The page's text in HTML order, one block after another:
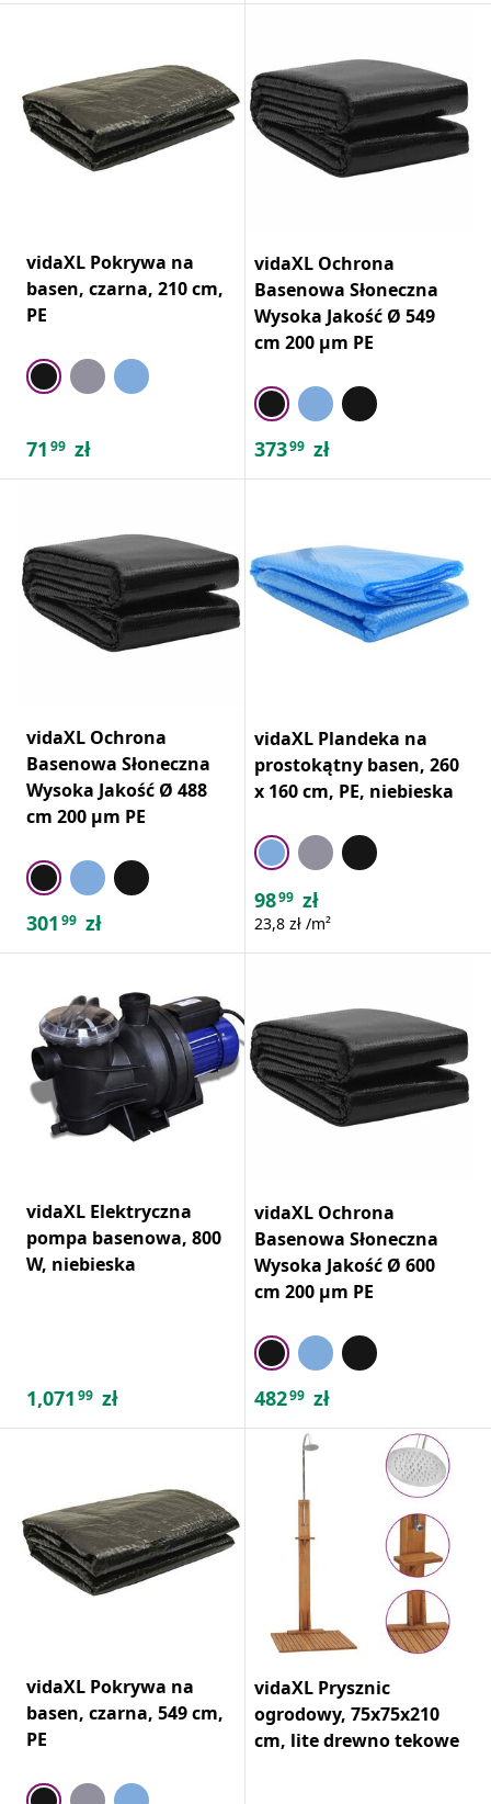
vidaXL Pokrywa na
basen, czarna, 210 cm,
PE
71 99 zł
vidaXL Ochrona
Basenowa Słoneczna
Wysoka Jakość Ø 549
cm 200 μm PE
37399 zł
vidaXL Ochrona
Basenowa Słoneczna
Wysoka Jakość Ø 488
cm 200 μm PE
301 99 zł
vidaXL Plandeka na
prostokątny basen, 260
x 160 cm, PE, niebieska
9899 zł
23,8 zł /m²
vidaXL Elektryczna
pompa basenowa, 800
W, niebieska
1,071 99 zł
vidaXL Ochrona
Basenowa Słoneczna
Wysoka Jakość Ø 600
cm 200 μm PE
48299 zł
vidaXL Pokrywa na
basen, czarna, 549 cm,
PE
vidaXL Prysznic
ogrodowy, 75x75x210
cm, lite drewno tekowe